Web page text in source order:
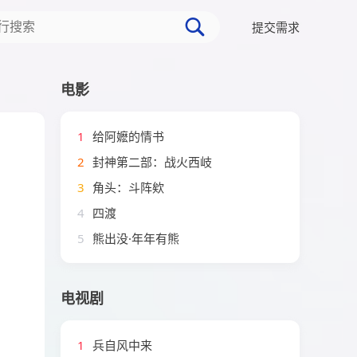
提交需求
电影
1
给阿嬷的情书
2 封神第二部：战火西岐
3 角头：斗阵欸
4 四渡
5 熊出没·年年有熊
电视剧
1 兵自风中来